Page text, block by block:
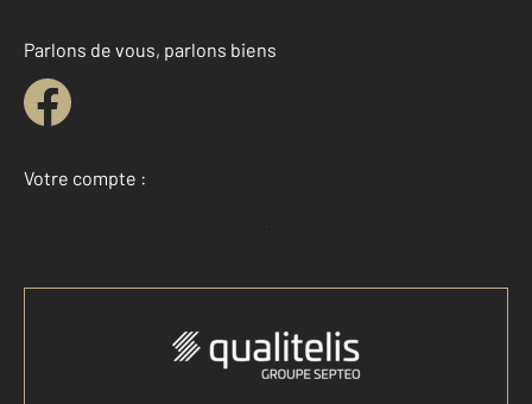
Parlons de vous, parlons biens
Votre compte :
Accéder à mon compte